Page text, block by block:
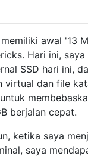
awal '13
Hari ini,
SSD hari ini,
virtual dan file
berjalan cepat.
ketika saya
saya